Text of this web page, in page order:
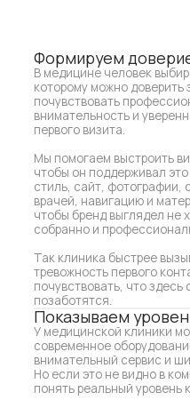
внимательность и
первого визита.
Мы помогаем выстроить
чтобы он поддерживал это
стиль, сайт, фотографии,
врачей, навигацию и
собранно и профессионально.
Так клиника быстрее
тревожность первого
почувствовать, что здесь о
позаботятся.
Показываем уровень
У медицинской клиники
современное оборудование,
внимательный сервис и
Но если это не видно в
понять реальный уровень
Мы помогаем показать
и сухой медицинской подачи:
разделов, визуальную
презентации, буклеты и
важная информация
и доступной.